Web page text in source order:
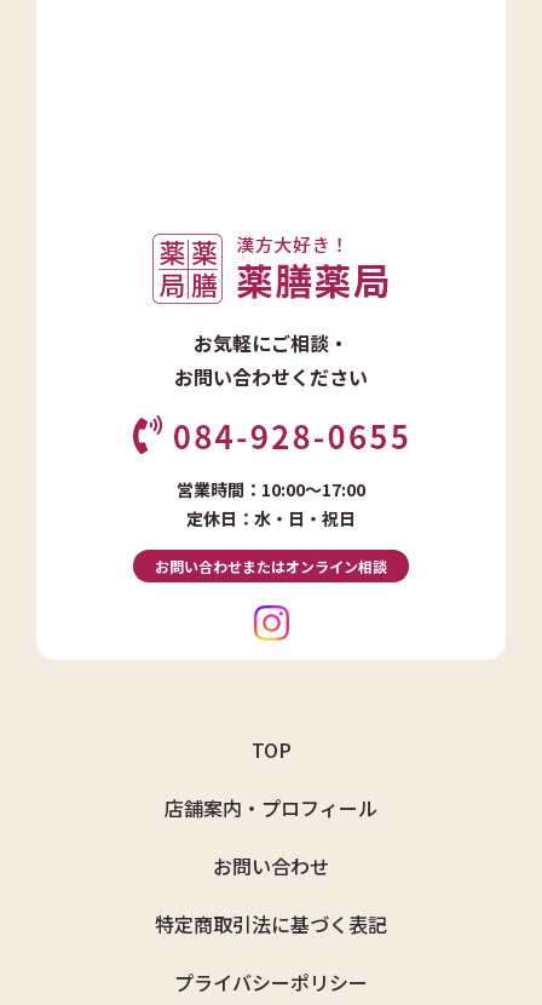
お気軽にご相談・
お問い合わせください
営業時間：10:00～17:00
定休日：水・日・祝日
お問い合わせまたはオンライン相談
TOP
店舗案内・プロフィール
お問い合わせ
特定商取引法に基づく表記
プライバシーポリシー